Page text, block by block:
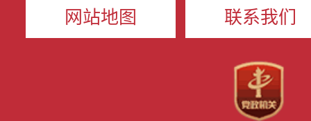
网站地图 联系我们